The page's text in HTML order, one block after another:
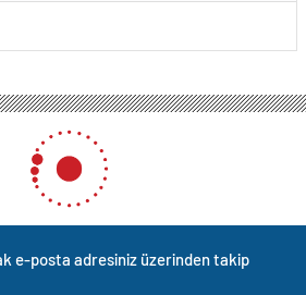
e-posta adresiniz üzerinden takip